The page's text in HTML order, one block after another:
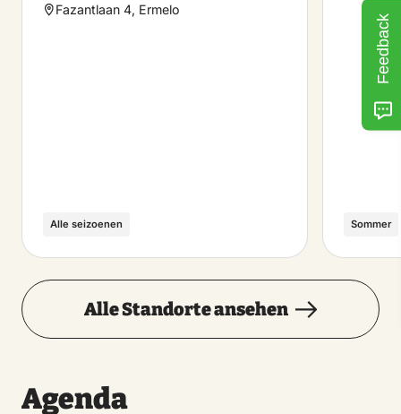
Fazantlaan 4, Ermelo
Alle seizoenen Sommer
Alle Standorte ansehen
Agenda
Feedback